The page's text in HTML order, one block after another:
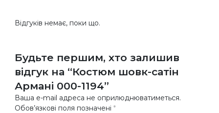
Відгуків немає, поки що.
Будьте першим, хто залишив
відгук на “Костюм шовк-сатін
Армані 000-1194”
Ваша e-mail адреса не оприлюднюватиметься.
Обов’язкові поля позначені *